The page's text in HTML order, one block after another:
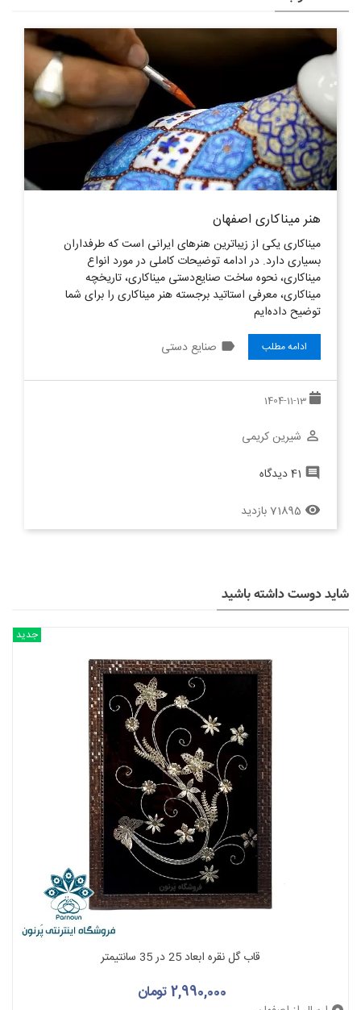
هنر مینا‌‌کاری اصفهان
میناکاری یکی از زیباترین هنرهای ایرانی است که طرفداران
بسیاری دارد. در ادامه توضیحات کاملی در مورد انواع
میناکاری، نحوه ساخت صنایع‌دستی میناکاری، تاریخچه
میناکاری، معرفی استاتید برجسته هنر میناکاری را برای شما
توضیح داده‌ایم
ادامه مطلب label صنایع دستی
1404-11-13
perm_identity شیرین کریمی
comment 41 دیدگاه
remove_red_eye 71895 بازدید
شاید دوست داشته باشید
جدید
قاب گل نقره ابعاد 25 در 35 سانتیمتر
2,990,000 تومان